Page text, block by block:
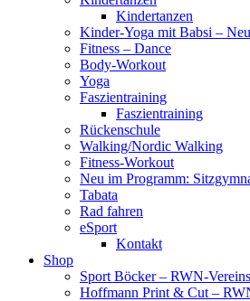
Kindertanzen
Kinder-Yoga mit Babsi –
Fitness – Dance
Body-Workout
Yoga
Faszientraining
Faszientraining
Rückenschule
Walking/Nordic Walking
Fitness-Workout
Neu im Programm:
Tabata
Rad fahren
eSport
Kontakt
Shop
Sport Böcker – RWN-
Hoffmann Print & Cut –